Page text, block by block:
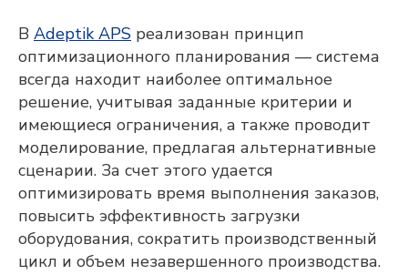
В Adeptik APS реализован принцип
оптимизационного планирования — система
всегда находит наиболее оптимальное
решение, учитывая заданные критерии и
имеющиеся ограничения, а также проводит
моделирование, предлагая альтернативные
сценарии. За счет этого удается
оптимизировать время выполнения заказов,
повысить эффективность загрузки
оборудования, сократить производственный
цикл и объем незавершенного производства.
обработки персональных данных, а
также даю своесогласие на обработку
и использование моих персональных
данныхи соглашаюсь
получать рекламную рассылку
ОТПРАВИТЬ
Исследования и разработка осуществляются
компанией «Адептик Плюс» при грантовой
поддержкеФонда «Сколково»,«Фонда содействия
и
информационных технологий»